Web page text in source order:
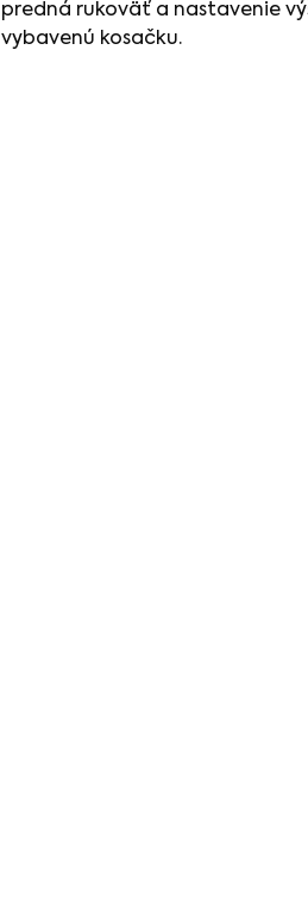
predná rukoväť a nastavenie
vybavenú kosačku.